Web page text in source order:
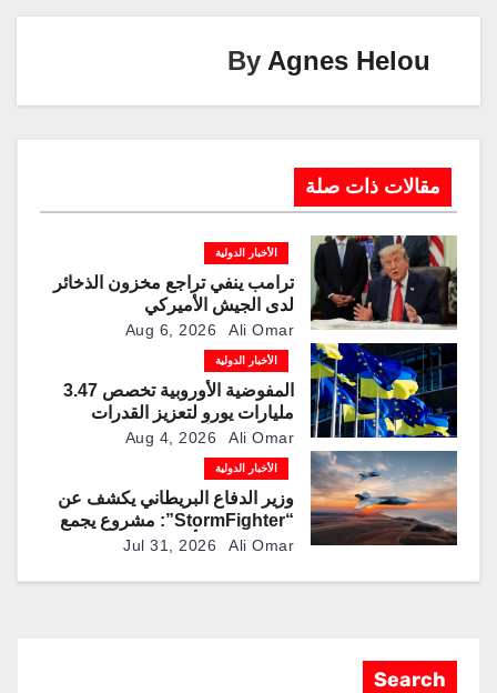
o
p
By Agnes Helou
مقالات ذات صلة
الأخبار الدولية
ترامب ينفي تراجع مخزون الذخائر
لدى الجيش الأميركي
Aug 6, 2026 Ali Omar
الأخبار الدولية
المفوضية الأوروبية تخصص 3.47
مليارات يورو لتعزيز القدرات
العسكرية الأوكرانية
Aug 4, 2026 Ali Omar
الأخبار الدولية
وزير الدفاع البريطاني يكشف عن
“StormFighter”: مشروع يجمع
بين منصات مأهولة وطائرات مقاتلة
Jul 31, 2026 Ali Omar
Search